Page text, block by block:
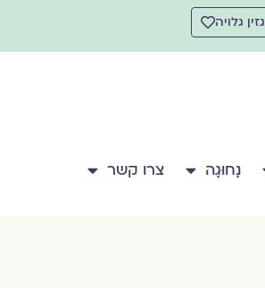
גלויה
נָחוּגָה צרו קשר